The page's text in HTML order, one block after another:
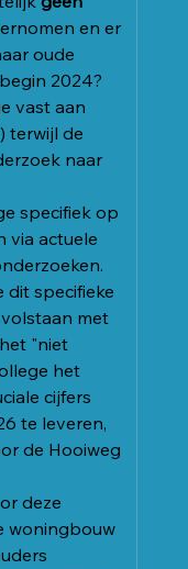
en er
oude
2024?
vast aan
terwijl de
naar
specifiek op
via actuele
dit specifieke
met
"niet
het
cijfers
te leveren,
de Hooiweg
deze
woningbouw